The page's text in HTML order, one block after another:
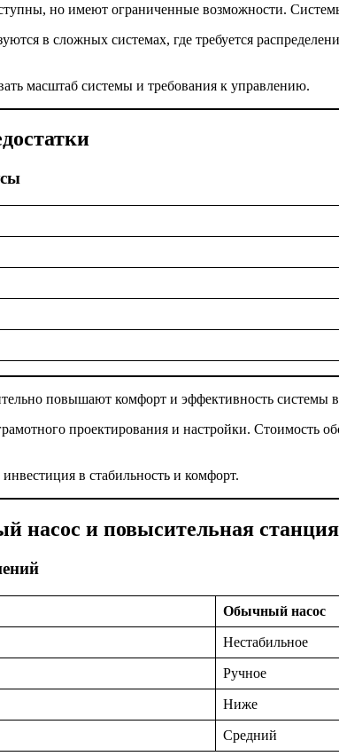
но имеют ограниченные возможности.
в сложных системах, где требуется
масштаб системы и требования к управлению.
повышают комфорт и эффективность системы
проектирования и настройки. Стоимость
в стабильность и комфорт.
насос и повысительная станция
Обычный насос
Нестабильное
Ручное
Ниже
Средний